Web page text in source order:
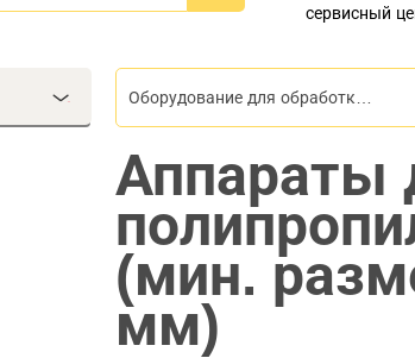
сервисный
Аппараты
(мин.
мм)